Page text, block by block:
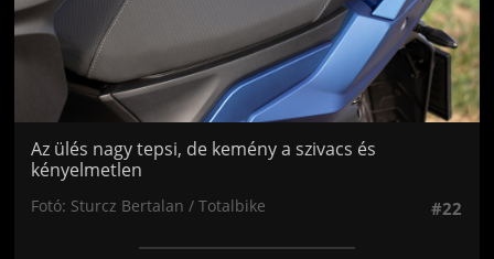
Az ülés nagy tepsi, de kemény a szivacs és
kényelmetlen
Fotó: Sturcz Bertalan / Totalbike #22